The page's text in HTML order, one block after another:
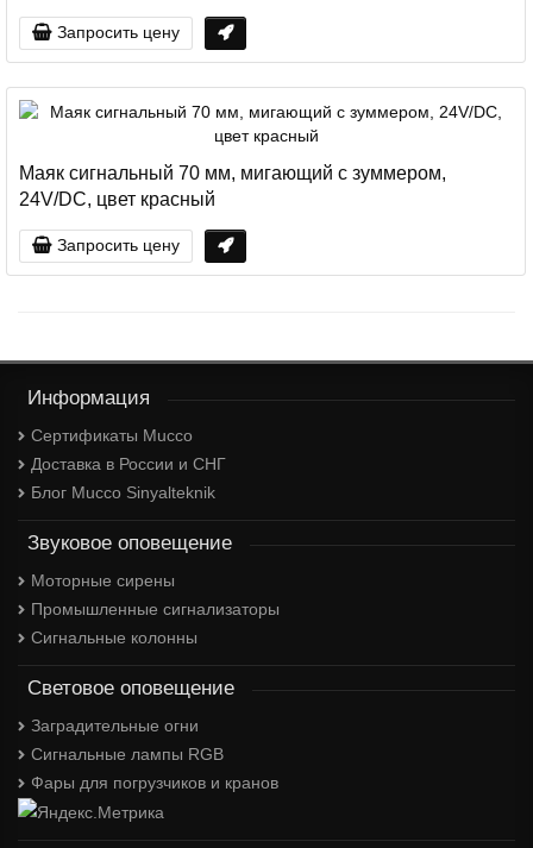
Запросить цену
Маяк сигнальный 70 мм, мигающий с зуммером,
24V/DC, цвет красный
Запросить цену
Информация
Сертификаты Mucco
Доставка в России и СНГ
Блог Mucco Sinyalteknik
Звуковое оповещение
Моторные сирены
Промышленные сигнализаторы
Сигнальные колонны
Световое оповещение
Заградительные огни
Сигнальные лампы RGB
Фары для погрузчиков и кранов